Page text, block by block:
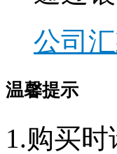
公司
温馨提示
1.购买